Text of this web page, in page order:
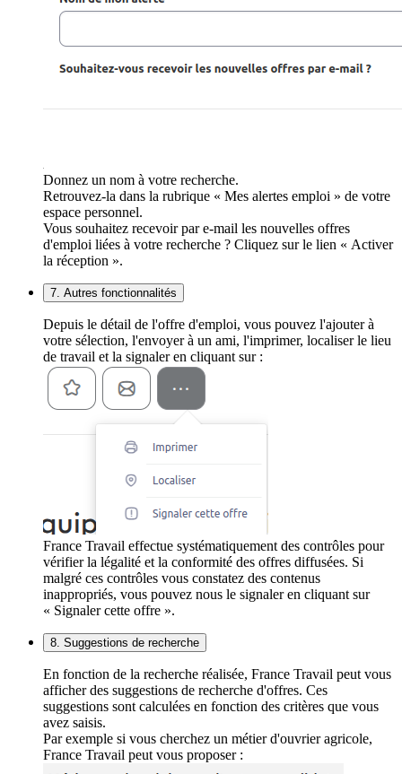
Donnez un nom à votre recherche.
Retrouvez-la dans la rubrique « Mes alertes emploi » de votre
espace personnel.
Vous souhaitez recevoir par e-mail les nouvelles offres
d'emploi liées à votre recherche ? Cliquez sur le lien « Activer
la réception ».
7. Autres fonctionnalités
Depuis le détail de l'offre d'emploi, vous pouvez l'ajouter à
votre sélection, l'envoyer à un ami, l'imprimer, localiser le lieu
de travail et la signaler en cliquant sur :
France Travail effectue systématiquement des contrôles pour
vérifier la légalité et la conformité des offres diffusées. Si
malgré ces contrôles vous constatez des contenus
inappropriés, vous pouvez nous le signaler en cliquant sur
« Signaler cette offre ».
8. Suggestions de recherche
En fonction de la recherche réalisée, France Travail peut vous
afficher des suggestions de recherche d'offres. Ces
suggestions sont calculées en fonction des critères que vous
avez saisis.
Par exemple si vous cherchez un métier d'ouvrier agricole,
France Travail peut vous proposer :